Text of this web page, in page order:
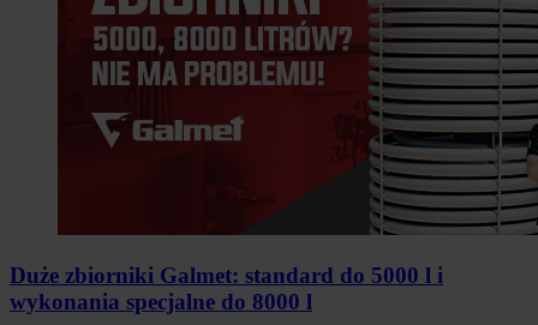
Duże zbiorniki Galmet: standard do 5000 l i
wykonania specjalne do 8000 l